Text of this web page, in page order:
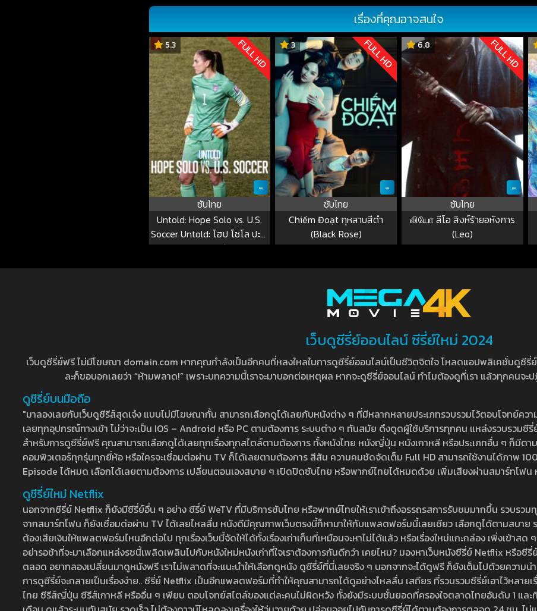
เรื่องที่คุณอาจสนใจ
5.3 FULL HD
-
ซับไทย
Untold: Hope Solo vs. U.S.
Soccer Untold: โฮป โซโล ปะทะ
ฟุตบอลสหรัฐฯ
3 FULL HD
-
ซับไทย
Chiếm Đoạt กุหลาบสีดำ
(Black Rose)
6.8 FULL HD
-
ซับไทย
லியோ ลีโอ สิงห์ร้ายอหังการ
(Leo)
เว็บดูซีรี่ย์ออนไลน์ ซีรี่ย์ใหม่ 2024
เว็บดูซีรี่ย์ฟรี ไม่มีโฆษณา domain.com หากคุณกำลังเป็นอีกคนที่หลงใหลในการดูซีรี่ย์ออนไลน์เป็นชีวิตจิตใจ โหลดแอปพลิเคชั่นดูซีรี่
ละก็ขอบอกเลยว่า “ห้ามพลาด!” เพราะบทความนี้เราจะมาบอกต่อเหตุผล หากจะดูซีรี่ย์ออนไลน์ ทำไมต้องดูที่เรา แล้วทุกคนจ
ดูซีรี่ย์บนมือถือ
"มาลองเลยกับเว็บดูซีรีส์สุดเจ๋ง แบบไม่มีโฆษณากั้น สามารถเลือกดูได้เลยกับหนังต่าง ๆ ที่มีหลากหลายประเภทรวบรวมไว้ตอบโจทย์
เลยทุกอุปกรณ์ทางเข้า ไม่ว่าจะเป็น IOS – Android หรือ PC ตามต้องการ ระบบต่าง ๆ ทันสมัย ดึงดูดผู้ใช้บริการทุกคน แหล่งรวบรวมซี
สำหรับการดูซีรี่ย์ฟรี คุณสามารถเลือกดูได้เลยทุกเรื่องทุกสไตล์ตามต้องการ ทั้งหนังไทย หนังญี่ปุ่น หนังเกาหลี หรือประเภทอื่น ๆ ก็มีต
คอมพิวเตอร์ทุกรุ่นทุกยี่ห้อ หรือใครจะเชื่อมต่อผ่าน TV ก็ได้เลยตามต้องการ สีสัน ความคมชัดจัดเต็ม Full HD สามารถใช้งานได้ภาพ
Episode ได้หมด เลือกได้เลยตามต้องการ เปลี่ยนตอนเองสบาย ๆ เปิดปิดซับไทย หรือพากย์ไทยได้หมดด้วย เพิ่มเสียงผ่านสมาร์ทโฟน
ดูซีรี่ย์ใหม่ Netflix
นอกจากซีรี่ย์ Netflix ก็ยังมีซีรี่ย์อื่น ๆ อย่าง ซีรี่ย์ WeTV ที่มีบริการซับไทย หรือพากย์ไทยให้เราเข้าถึงอรรถรสการรับชมมากขึ้น รวบรว
จากสมาร์ทโฟน ก็ยังเชื่อมต่อผ่าน TV ได้เลยไหลลื่น หนังดีมีคุณภาพเว็บตรงนี้ก็หามาให้กับแพลตฟอร์มนี้เลยเชียว เลือกดูได้ตามสบาย
ต้องเสียเงินให้แพลตฟอร์มไหนอีกต่อไป ทุกเรื่องเว็บนี้จัดให้ได้ทั้งเรื่องเก่าเก็บที่เหมือนจะหาไม่ได้แล้ว หรือเรื่องใหม่แกะกล่อง เพิ่งเข้า
อย่ารอช้าที่จะมาเลือกแหล่งรชนี้เพลิดเพลินไปกับหนังใหม่หนังเก่าที่ใจเราต้องการกันดีกว่า เคยไหม? มองหาเว็บหนังซีรี่ย์ Netflix หรือซี
ตลอด อยากลองเปลี่ยนมาดูหนังฟรี เราไม่พลาดที่จะแนะนำให้เลือกดูหนัง ดูซีรี่ย์ที่นี่เลยจริง ๆ นอกจากจะได้ดูฟรี ก็ยังเต็มไปด้วยควา
การดูซีรี่ย์จะกลายเป็นเรื่องง่าย.. ซีรี่ย์ Netflix เป็นอีกแพลตฟอร์มที่ทำให้คุณสามารถได้ดูอย่างไหลลื่น เสถียร ที่รวบรวมซีรี่ย์เอาไว้หลาย
ไทย ซีรีส์ญี่ปุ่น ซีรีส์เกาหลี หรืออื่น ๆ เพียบ ตอบโจทย์สไตล์ของแต่ละคนไม่ผิดหวัง ทั้งยังมีระบบชั้นยอดที่ครองใจตลาดไทยอันดับ 1 และ